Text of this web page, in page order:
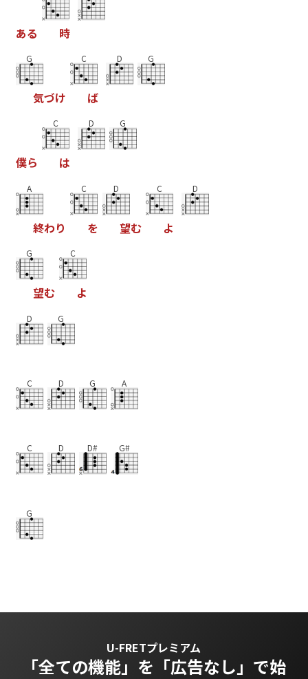
ある 時
G
気づけ
C
ば
D G
僕ら
C
は
D G
A
終わり
C
を
D
望む
C
よ
D
G
望む
C
よ
D G
C D G A
C D D# G#
G
U-FRETプレミアム
「全ての機能」を 「広告なし」で始